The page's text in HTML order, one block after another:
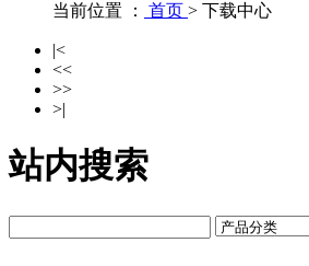
当前位置 ：
首页 > 下载中心
|<
<<
>>
>|
站内搜索